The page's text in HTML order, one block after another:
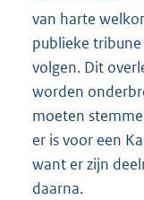
van harte
publieke
volgen. Dit
worden
moeten
er is voor een
want er zijn
daarna.